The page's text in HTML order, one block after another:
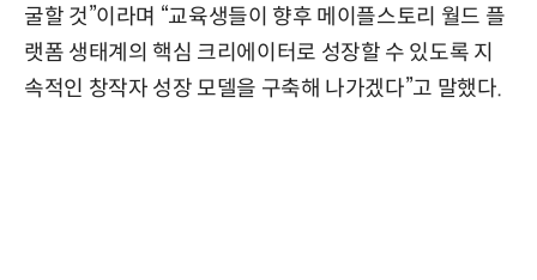
굴할 것”이라며 “교육생들이 향후 메이플스토리 월드 플
랫폼 생태계의 핵심 크리에이터로 성장할 수 있도록 지
속적인 창작자 성장 모델을 구축해 나가겠다”고 말했다.